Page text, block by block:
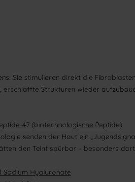
Sie stimulieren direkt die
Strukturen wieder
47 (biotechnologische Peptide)
senden der Haut ein
den Teint spürbar – besonders
Sodium Hyaluronate